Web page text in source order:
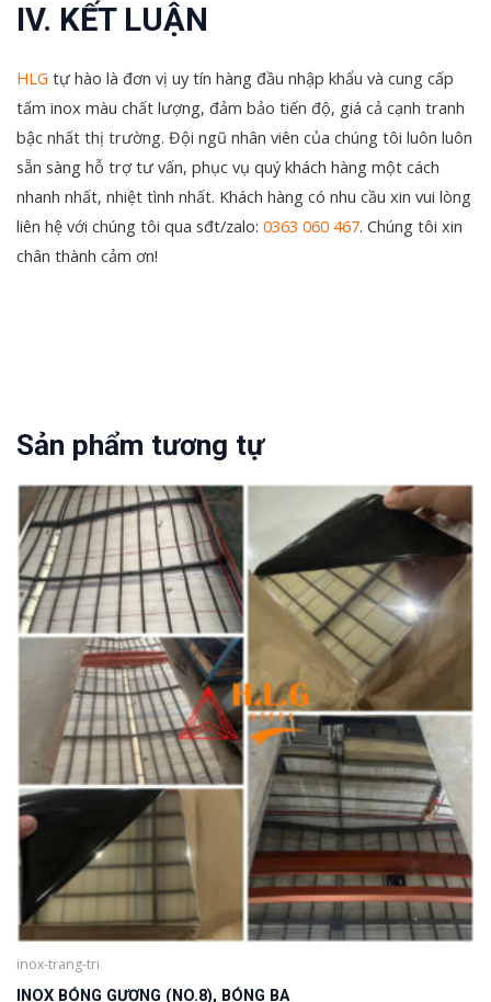
IV. KẾT LUẬN
HLG tự hào là đơn vị uy tín hàng đầu nhập khẩu và cung cấp
tấm inox màu chất lượng, đảm bảo tiến độ, giá cả cạnh tranh
bậc nhất thị trường. Đội ngũ nhân viên của chúng tôi luôn luôn
sẵn sàng hỗ trợ tư vấn, phục vụ quý khách hàng một cách
nhanh nhất, nhiệt tình nhất. Khách hàng có nhu cầu xin vui lòng
liên hệ với chúng tôi qua sđt/zalo: 0363 060 467. Chúng tôi xin
chân thành cảm ơn!
Sản phẩm tương tự
inox-trang-tri
INOX BÓNG GƯƠNG (NO.8), BÓNG BA